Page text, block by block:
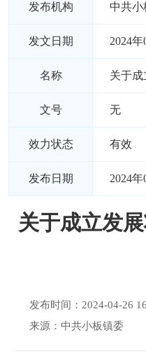
发布机构 中共
发文日期 2024年
名称 关于
文号 无
效力状态 有效
发布日期 2024年
关于成立发
发布时间：2024-04-26
来源：中共小板镇委